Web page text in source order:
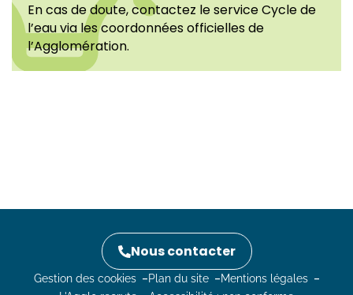
En cas de doute, contactez le service Cycle de
l’eau via les coordonnées officielles de
l’Agglomération.
Nous contacter
Gestion des cookies Plan du site
Mentions légales